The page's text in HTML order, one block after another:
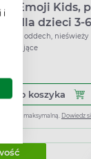
i
Emoji Kids,
dla dzieci 3-
oddech, nieświeży
do koszyka
ceną maksymalną. Dowiedz